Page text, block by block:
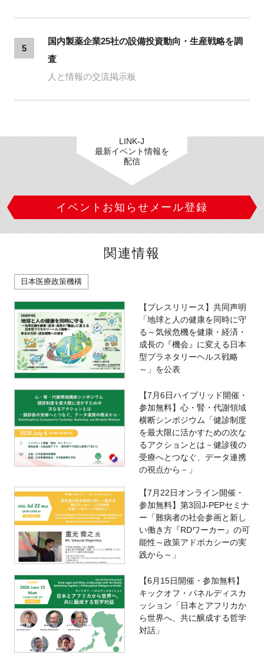
5
国内製薬企業25社の設備投資動向・生産戦略を調
査
人と情報の交流掲示板
LINK-J
最新イベント情報を
配信
イベントお知らせメール登録
関連情報
日本医療政策機構
【プレスリリース】共同声明
「地球と人の健康を同時に守
る～気候危機を健康・経済・
成長の『機会』に変える日本
型プラネタリーヘルス戦略
～」を公表
【7月6日ハイブリッド開催・
参加無料】心・腎・代謝領域
横断シンポジウム「健診制度
を最大限に活かすための次な
るアクションとは－健診後の
受療へとつなぐ、データ連携
の視点から－」
【7月22日オンライン開催・
参加無料】第3回J-PEPセミナ
ー「難病者の社会参画と新し
い働き方『RDワーカー』の可
能性～政策アドボカシーの実
践から～」
【6月15日開催・参加無料】
キックオフ・パネルディスカ
ッション「日本とアフリカか
ら世界へ、共に醸成する哲学
対話」